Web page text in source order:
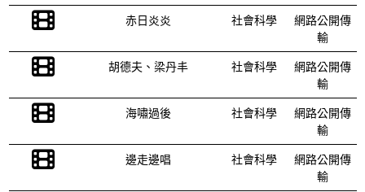
赤日炎炎
社會科學
網路公開傳
輸
胡德夫、梁丹丰
社會科學
網路公開傳
輸
海嘯過後
社會科學
網路公開傳
輸
邊走邊唱
社會科學
網路公開傳
輸